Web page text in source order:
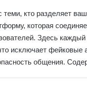
теми, кто разделяет
которая
Здесь
исключает фейковые
общения.